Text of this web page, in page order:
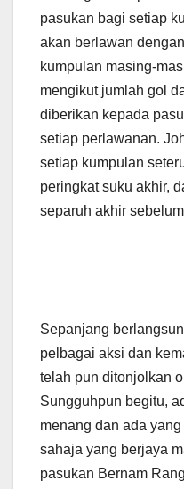
pasukan bagi setiap
akan berlawan
kumpulan masing-
mengikut jumlah gol
diberikan kepada
setiap perlawanan.
setiap kumpulan
peringkat suku akhir,
separuh akhir
Sepanjang
pelbagai aksi dan
telah pun ditonjolkan
Sungguhpun begitu,
menang dan ada
sahaja yang berjaya
pasukan Bernam